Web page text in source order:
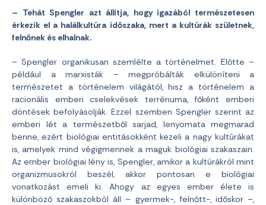
– Tehát Spengler azt állítja, hogy igazából természetesen
érkezik el a halálkultúra időszaka, mert a kultúrák születnek,
felnőnek és elhalnak.
– Spengler organikusan szemlélte a történelmet. Előtte –
például a marxisták – megpróbálták elkülöníteni a
természetet a történelem világától, hisz a történelem a
racionális emberi cselekvések terrénuma, főként emberi
döntések befolyásolják. Ezzel szemben Spengler szerint az
emberi lét a természetből sarjad, lenyomata megmarad
benne, ezért biológiai entitásokként kezeli a nagy kultúrákat
is, amelyek mind végigmennek a maguk biológiai szakaszain.
Az ember biológiai lény is, Spengler, amikor a kultúrákról mint
organizmusokról beszél, akkor pontosan e biológiai
vonatkozást emeli ki. Ahogy az egyes ember élete is
különböző szakaszokból áll – gyermek-, felnőtt-, időskor –,